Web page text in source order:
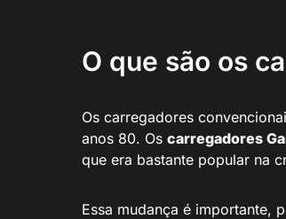
O que são os
Os carregadores
anos 80. Os carregadores
que era bastante popular na
Essa mudança é importante,